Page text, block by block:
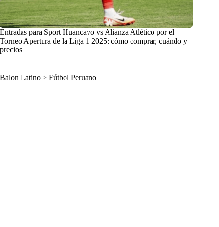
Entradas para Sport Huancayo vs Alianza Atlético por el
Torneo Apertura de la Liga 1 2025: cómo comprar, cuándo y
precios
Balon Latino > Fútbol Peruano